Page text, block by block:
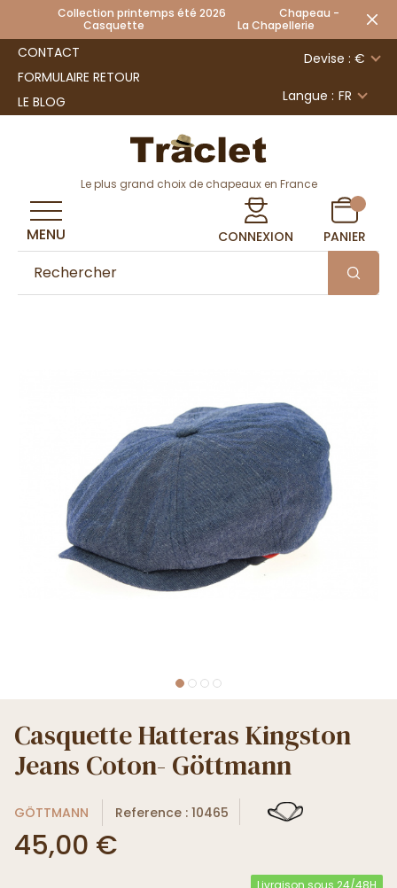
Collection printemps été 2026 Chapeau -
Casquette La Chapellerie
CONTACT
FORMULAIRE RETOUR
LE BLOG
Devise : €
Langue : FR
Le plus grand choix de chapeaux en France
CONNEXION PANIER
MENU
Casquette Hatteras Kingston
Jeans Coton- Göttmann
GÖTTMANN Reference : 10465
45,00 €
Livraison sous 24/48H